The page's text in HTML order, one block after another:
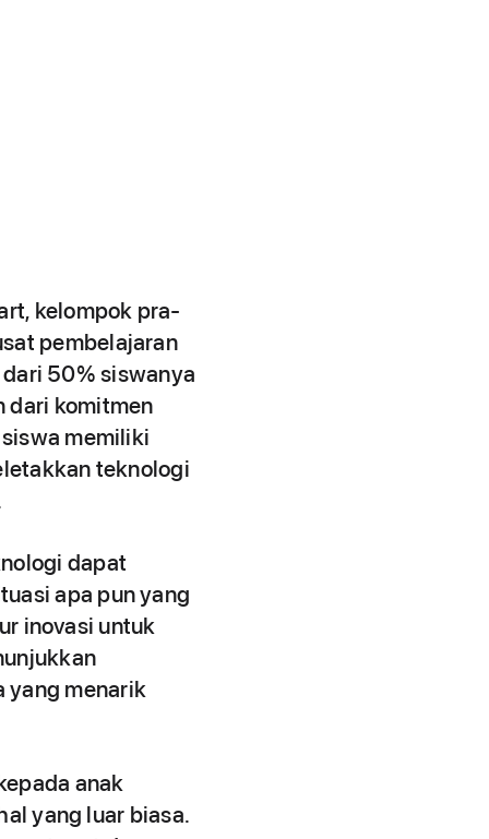
kelompok pra-
pembelajaran
50% siswanya
dari komitmen
memiliki
teknologi
dapat
apa pun yang
inovasi untuk
yang menarik
anak
yang luar biasa.